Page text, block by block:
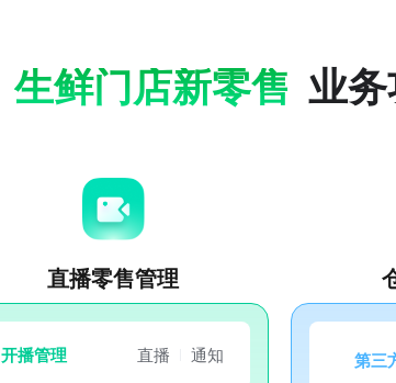
生鲜门店新零售 业
直播零售管理
开播管理 直播 通知 第三